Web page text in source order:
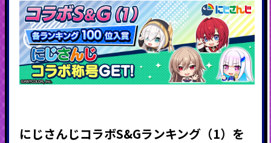
にじさんじコラボS&Gランキング（1） を